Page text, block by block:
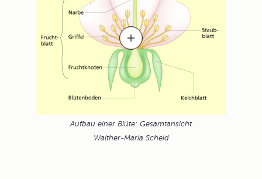
Aufbau einer Blüte: Gesamtansicht
Walther-Maria Scheid